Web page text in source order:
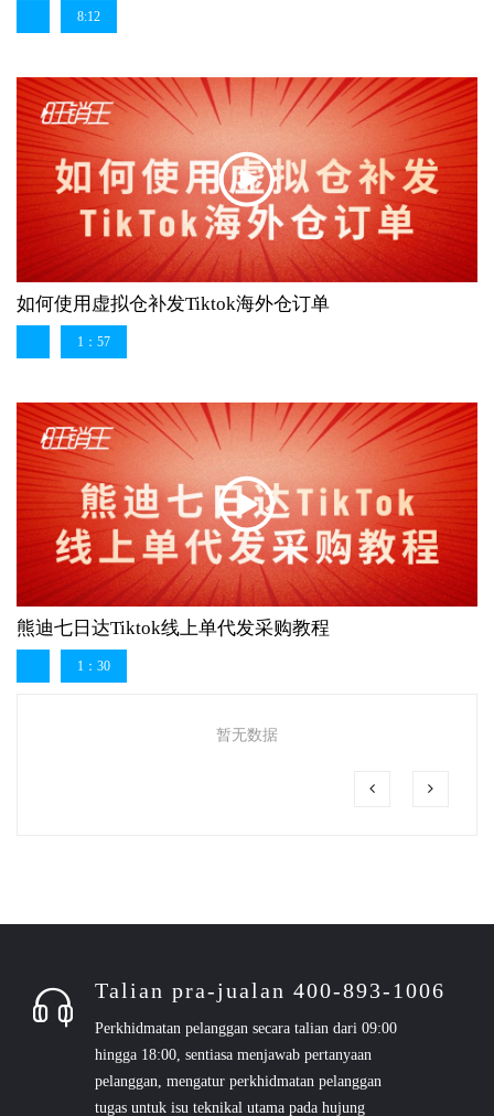
8:12
如何使用虚拟仓补发Tiktok海外仓订单
1：57
熊迪七日达Tiktok线上单代发采购教程
1：30
暂无数据
Talian pra-jualan 400-893-1006
Perkhidmatan pelanggan secara talian dari 09:00
hingga 18:00, sentiasa menjawab pertanyaan
pelanggan, mengatur perkhidmatan pelanggan
tugas untuk isu teknikal utama pada hujung